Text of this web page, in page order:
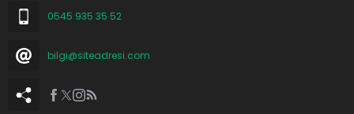
0545 935 35 52
bilgi@siteadresi.com